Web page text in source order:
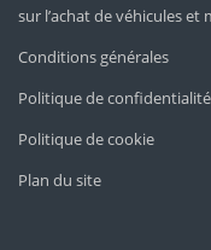
sur l’achat de véhicules et
Conditions générales
Politique de confidentialité
Politique de cookie
Plan du site